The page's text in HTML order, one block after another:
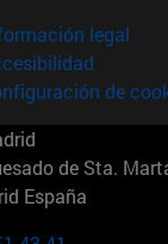
legal
de
de Sta.
España